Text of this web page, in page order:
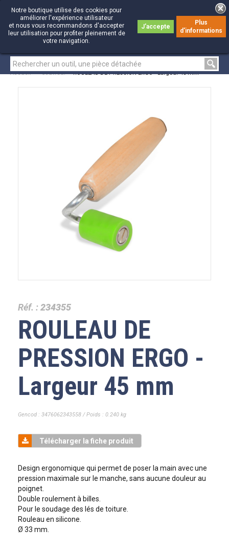
0
0
Notre boutique utilise des cookies pour
améliorer l'expérience utilisateur
et nous vous recommandons d'accepter
leur utilisation pour profiter pleinement de
votre navigation.
J'accepte
Plus
d'informations
Accueil > Couvreur > ROULEAU DE PRESSION ERGO - Largeur 45 mm
Réf. :234355
ROULEAU DE
PRESSION ERGO -
Largeur 45 mm
Gencod : 3476062343558 / Poids : 0.240 kg
Télécharger la fiche produit
Design ergonomique qui permet de poser la main avec une
pression maximale sur le manche, sans aucune douleur au
poignet.
Double roulement à billes.
Pour le soudage des lés de toiture.
Rouleau en silicone.
Ø 33 mm.